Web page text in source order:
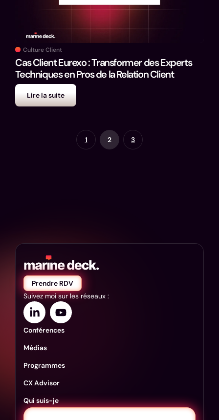
Culture Client
Cas Client Eurexo : Transformer des Experts
Techniques en Pros de la Relation Client
Lire la suite
1 2 3
Prendre RDV
Suivez moi sur les réseaux :
Conférences
Médias
Programmes
CX Advisor
Qui suis-je